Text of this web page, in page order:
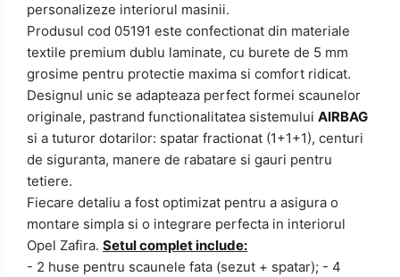
personalizeze interiorul masinii.
Produsul cod 05191 este confectionat din materiale
textile premium dublu laminate, cu burete de 5 mm
grosime pentru protectie maxima si comfort ridicat.
Designul unic se adapteaza perfect formei scaunelor
originale, pastrand functionalitatea sistemului AIRBAG
si a tuturor dotarilor: spatar fractionat (1+1+1), centuri
de siguranta, manere de rabatare si gauri pentru
tetiere.
Fiecare detaliu a fost optimizat pentru a asigura o
montare simpla si o integrare perfecta in interiorul
Opel Zafira. Setul complet include:
- 2 huse pentru scaunele fata (sezut + spatar); - 4